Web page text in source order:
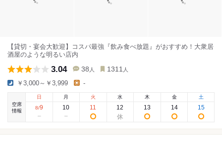
【貸切・宴会大歓迎】コスパ最強『飲み食べ放題』がおすすめ！大衆居
酒屋のような明るい店内
3.04 38 人 1311 人
￥3,000～￥3,999 -
空席
情報
日
8/9
月
10
火
11
水
12
木
13
金
14
土
15